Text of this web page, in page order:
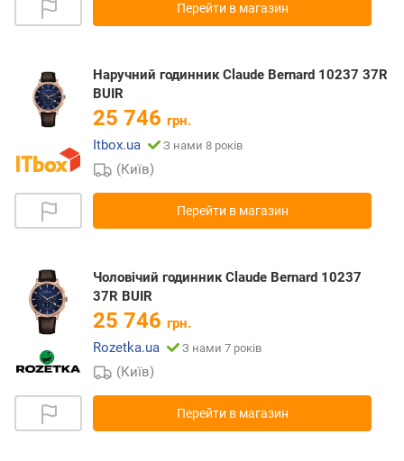
Перейти в магазин
Наручний годинник Claude Bernard 10237 37R
BUIR
25 746 грн.
Itbox.ua
З нами 8 років
(Київ)
Перейти в магазин
Чоловічий годинник Claude Bernard 10237
37R BUIR
25 746 грн.
Rozetka.ua
З нами 7 років
(Київ)
Перейти в магазин